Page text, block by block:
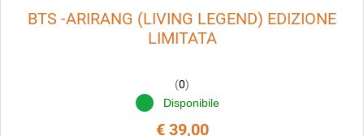
BTS -ARIRANG (LIVING LEGEND) EDIZIONE
LIMITATA
(0)
Disponibile
€ 39,00